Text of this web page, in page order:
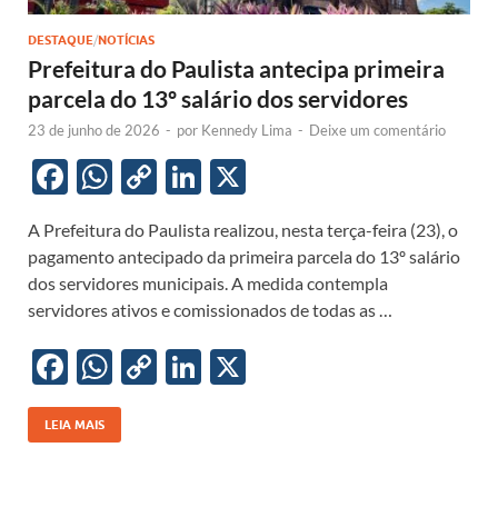
DESTAQUE/NOTÍCIAS
Prefeitura do Paulista antecipa primeira
parcela do 13º salário dos servidores
23 de junho de 2026 - por Kennedy Lima - Deixe um comentário
F
e
b
o
o
k
W
at
s
A
p
p
C
p
y
Li
n
k
Li
k
e
dI
n
A Prefeitura do Paulista realizou, nesta terça-feira (23), o
pagamento antecipado da primeira parcela do 13º salário
dos servidores municipais. A medida contempla
servidores ativos e comissionados de todas as …
F
ac
e
W
h
at
C
Li
LEIA MAIS